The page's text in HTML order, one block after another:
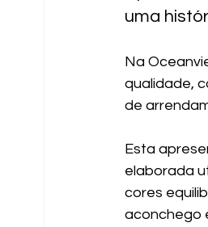
uma
Na
qualidade,
de
Esta
elaborada
cores
aconchego